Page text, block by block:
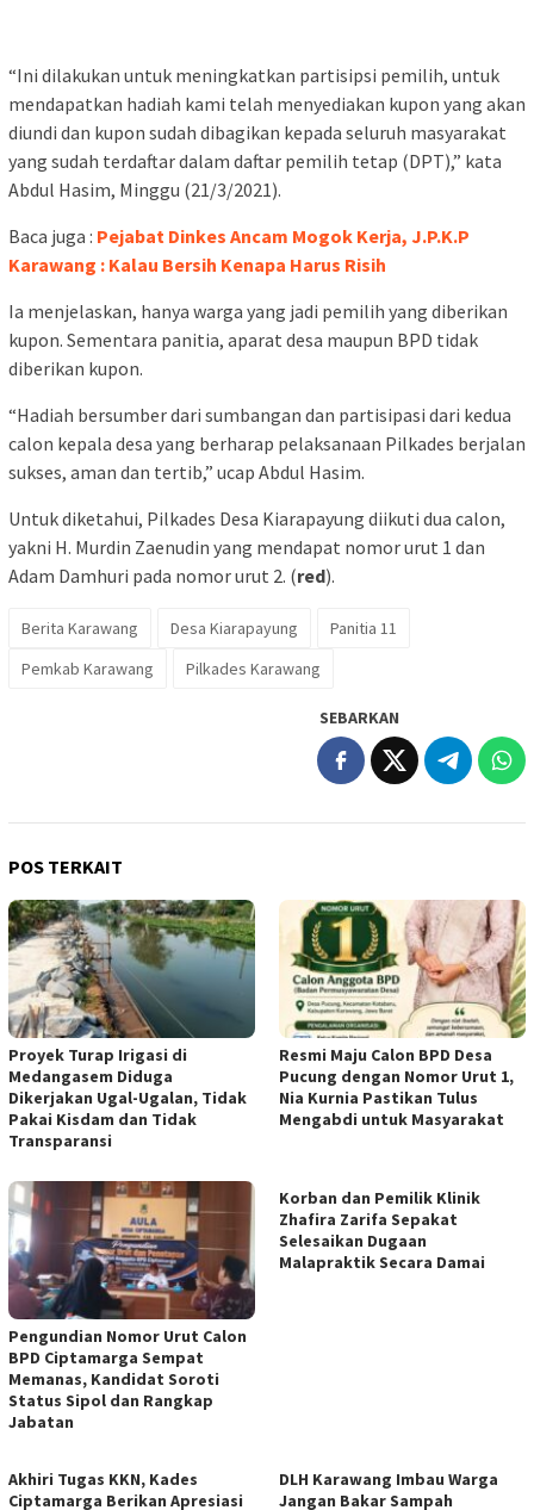
“Ini dilakukan untuk meningkatkan partisipsi pemilih, untuk
mendapatkan hadiah kami telah menyediakan kupon yang akan
diundi dan kupon sudah dibagikan kepada seluruh masyarakat
yang sudah terdaftar dalam daftar pemilih tetap (DPT),” kata
Abdul Hasim, Minggu (21/3/2021).
Baca juga : Pejabat Dinkes Ancam Mogok Kerja, J.P.K.P
Karawang : Kalau Bersih Kenapa Harus Risih
Ia menjelaskan, hanya warga yang jadi pemilih yang diberikan
kupon. Sementara panitia, aparat desa maupun BPD tidak
diberikan kupon.
“Hadiah bersumber dari sumbangan dan partisipasi dari kedua
calon kepala desa yang berharap pelaksanaan Pilkades berjalan
sukses, aman dan tertib,” ucap Abdul Hasim.
Untuk diketahui, Pilkades Desa Kiarapayung diikuti dua calon,
yakni H. Murdin Zaenudin yang mendapat nomor urut 1 dan
Adam Damhuri pada nomor urut 2. (red).
Berita Karawang Desa Kiarapayung
Panitia 11
Pemkab Karawang
Pilkades Karawang
SEBARKAN
POS TERKAIT
Proyek Turap Irigasi di
Medangasem Diduga
Dikerjakan Ugal-Ugalan, Tidak
Pakai Kisdam dan Tidak
Transparansi
Resmi Maju Calon BPD Desa
Pucung dengan Nomor Urut 1,
Nia Kurnia Pastikan Tulus
Mengabdi untuk Masyarakat
Pengundian Nomor Urut Calon
BPD Ciptamarga Sempat
Memanas, Kandidat Soroti
Status Sipol dan Rangkap
Jabatan
Korban dan Pemilik Klinik
Zhafira Zarifa Sepakat
Selesaikan Dugaan
Malapraktik Secara Damai
Akhiri Tugas KKN, Kades
Ciptamarga Berikan Apresiasi
DLH Karawang Imbau Warga
Jangan Bakar Sampah